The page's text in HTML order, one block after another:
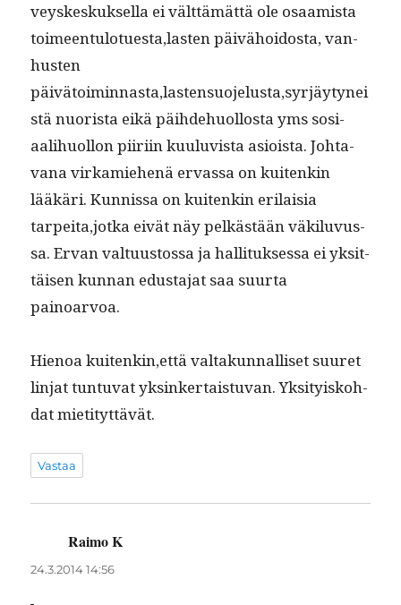
veyskeskuk­sel­la ei vält­tämät­tä ole osaamista
toimeentulotuesta,lasten päivähoi­dos­ta, van­
hus­ten
päivätoiminnasta,lastensuojelusta,syrjäytynei
stä nuorista eikä päi­hde­huol­losta yms sosi­
aal­i­huol­lon piiri­in kuu­lu­vista asioista. Johta­
vana virkamiehenä ervas­sa on kuitenkin
lääkäri. Kun­nis­sa on kuitenkin eri­laisia
tarpeita,jotka eivät näy pelkästään väk­ilu­vus­
sa. Ervan val­tu­us­tossa ja hal­li­tuk­ses­sa ei yksit­
täisen kun­nan edus­ta­jat saa suur­ta
painoarvoa.
Hienoa kuitenkin,että val­takun­nal­liset suuret
lin­jat tun­tu­vat yksinker­tais­tu­van. Yksi­tyisko­h­
dat mietityttävät.
Vastaa
Raimo K
24.3.2014 14:56